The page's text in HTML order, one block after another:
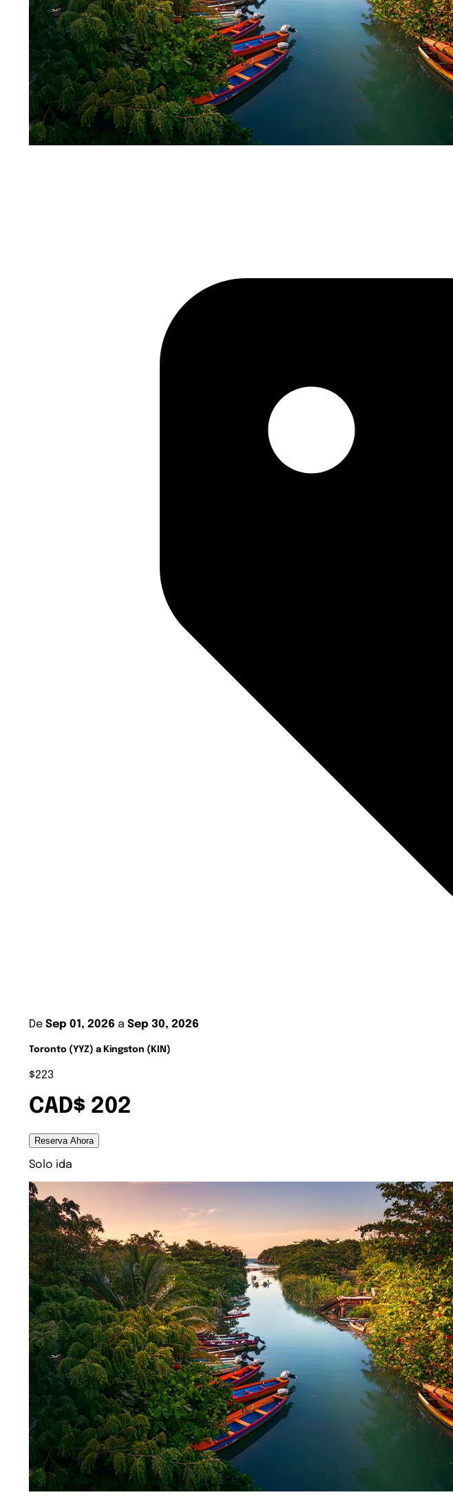
De Sep 01, 2026 a Sep 30, 2026
Toronto (YYZ) a Kingston (KIN)
$223
CAD$ 202
Reserva Ahora
Solo ida